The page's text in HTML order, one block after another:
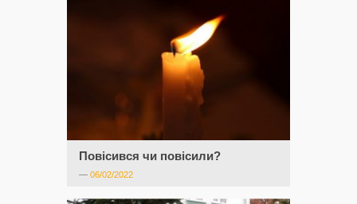
Повісився чи повісили?
— 06/02/2022